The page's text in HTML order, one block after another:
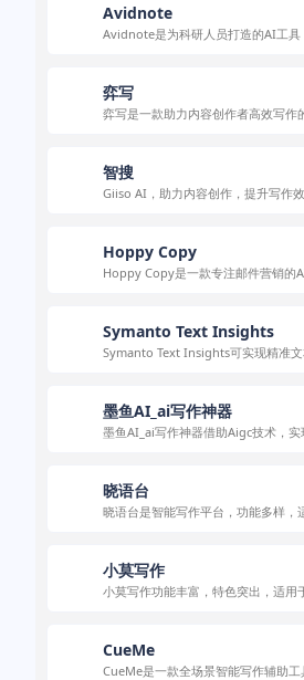
Avidnote
Avidnote是为科研人员打造的AI工具
弈写
弈写是一款助力内容创作者高效写作
智搜
Giiso AI，助力内容创作，提升写作效
Hoppy Copy
Hoppy Copy是一款专注邮件营销的
Symanto Text Insights
Symanto Text Insights可实现精准文
墨鱼AI_ai写作神器
墨鱼AI_ai写作神器借助Aigc技术，实
晓语台
晓语台是智能写作平台，功能多样，
小莫写作
小莫写作功能丰富，特色突出，适用
CueMe
CueMe是一款全场景智能写作辅助工